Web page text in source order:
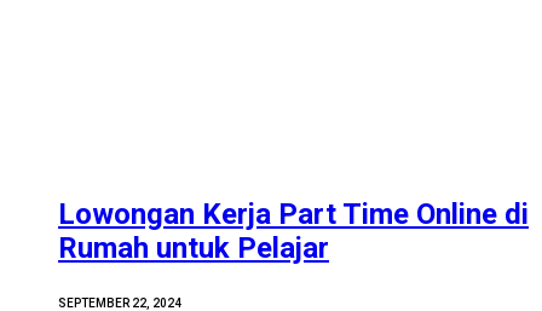
Lowongan Kerja Part Time Online di
Rumah untuk Pelajar
SEPTEMBER 22, 2024